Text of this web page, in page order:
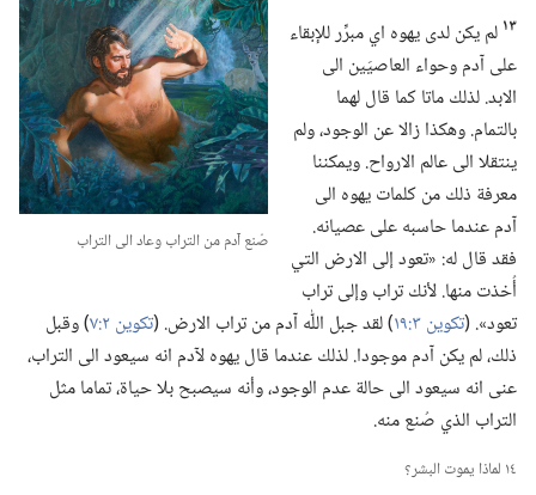
صُنع آدم من التراب وعاد الى التراب
١٣ لم يكن لدى يهوه اي مبرِّر للإبقاء
على آدم وحواء العاصيَين الى
الابد.‏ لذلك ماتا كما قال لهما
بالتمام.‏ وهكذا زالا عن الوجود،‏ ولم
ينتقلا الى عالم الارواح.‏ ويمكننا
معرفة ذلك من كلمات يهوه الى
آدم عندما حاسبه على عصيانه.‏
فقد قال له:‏ «تعود إلى الارض التي
أُخذت منها.‏ لأنك تراب وإلى تراب
تعود».‏ (‏تكوين ٣:‏١٩ ‏)‏ لقد جبل اللّٰه آدم من تراب الارض.‏ (‏تكوين ٢:‏٧
‏)‏ وقبل
ذلك،‏ لم يكن آدم موجودا.‏ لذلك عندما قال يهوه لآدم انه سيعود الى التراب،‏
عنى انه سيعود الى حالة عدم الوجود،‏ وأنه سيصبح بلا حياة،‏ تماما مثل
التراب الذي صُنع منه.‏
١٤ لماذا يموت البشر؟‏